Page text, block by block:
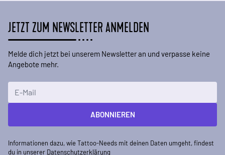
JETZT ZUM NEWSLETTER ANMELDEN
Melde dich jetzt bei unserem Newsletter an und verpasse keine
Angebote mehr.
ABONNIEREN
Informationen dazu, wie Tattoo-Needs mit deinen Daten umgeht, findest
du in unserer Datenschutzerklärung